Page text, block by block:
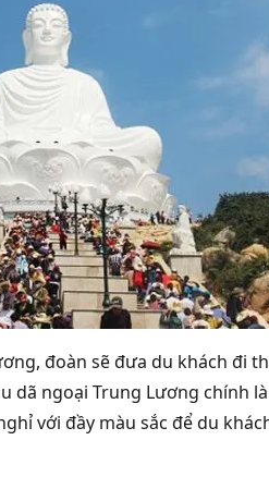
đoàn sẽ đưa du khách đi
ngoại Trung Lương chính
với đầy màu sắc để du